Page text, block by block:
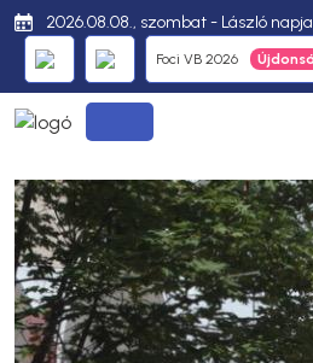
2026.08.08., szombat - László napja
Foci VB 2026